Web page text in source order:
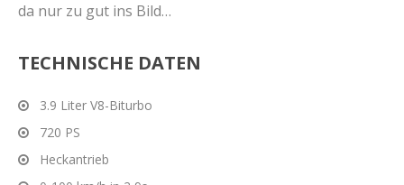
da nur zu gut ins Bild…
TECHNISCHE DATEN
3.9 Liter V8-Biturbo
720 PS
Heckantrieb